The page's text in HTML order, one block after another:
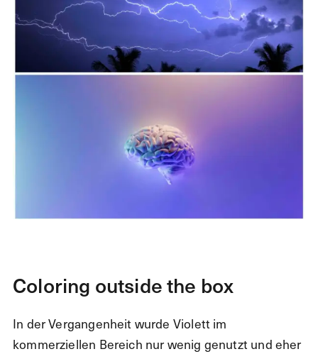
Coloring outside the box
In der Vergangenheit wurde Violett im
kommerziellen Bereich nur wenig genutzt und eher